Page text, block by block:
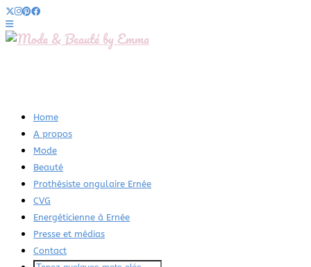
Home
A propos
Mode
Beauté
Prothésiste ongulaire Ernée
CVG
Energéticienne à Ernée
Presse et médias
Contact